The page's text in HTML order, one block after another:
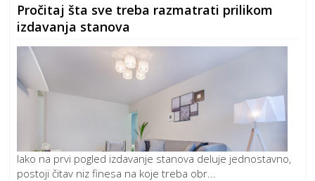
Pročitaj šta sve treba razmatrati prilikom
izdavanja stanova
Iako na prvi pogled izdavanje stanova deluje jednostavno,
postoji čitav niz finesa na koje treba obr...